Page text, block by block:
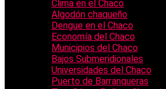
Clima en el Chaco
Algodón chaqueño
Dengue en el Chaco
Economía del Chaco
Municipios del Chaco
Bajos Submeridionales
Universidades del Chaco
Puerto de Barranqueras